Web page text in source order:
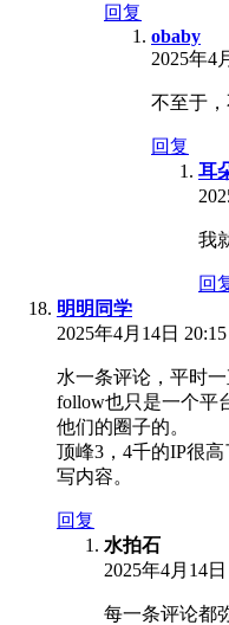
回复
obaby
2025年4
不至于，
回复
耳
我
回
明明同学
2025年4月14日 20:15
水一条评论，平时
follow也只是一个平
他们的圈子的。
顶峰3，4千的IP很
写内容。
回复
水拍石
2025年4月14
每一条评论都